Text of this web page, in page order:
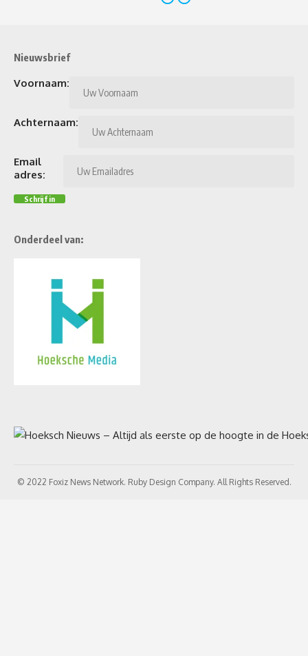
Nieuwsbrief
Voornaam:
Achternaam:
Email
adres:
Onderdeel van:
© 2022 Foxiz News Network. Ruby Design Company. All Rights Reserved.